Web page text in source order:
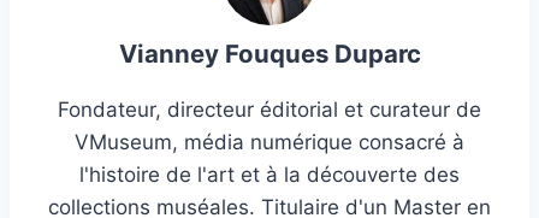
Vianney Fouques Duparc
Fondateur, directeur éditorial et curateur de
VMuseum, média numérique consacré à
l'histoire de l'art et à la découverte des
collections muséales. Titulaire d'un Master en